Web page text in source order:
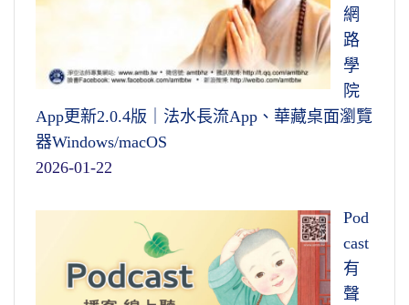
網
路
學
院
App更新2.0.4版｜法水長流App、華藏桌面瀏覽
器Windows/macOS
2026-01-22
Pod
cast
有
聲